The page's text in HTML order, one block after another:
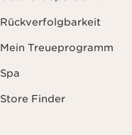
Rückverfolgbarkeit
Mein Treueprogramm
Spa
Store Finder